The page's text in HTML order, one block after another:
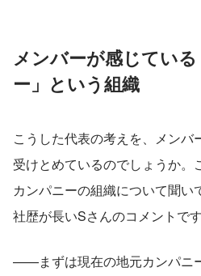
メンバーが感じてい
ー」という組織
こうした代表の考えを、メンバ
受けとめているのでしょうか。
カンパニーの組織について聞い
社歴が長いSさんのコメントです
——まずは現在の地元カンパニ